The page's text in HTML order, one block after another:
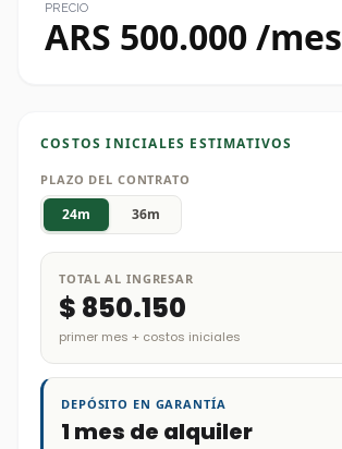
PRECIO
ARS 500.000 /mes
COSTOS INICIALES ESTIMATIVOS
PLAZO DEL CONTRATO
24m 36m
TOTAL AL INGRESAR
$ 850.150
primer mes + costos iniciales
DEPÓSITO EN GARANTÍA
1 mes de alquiler